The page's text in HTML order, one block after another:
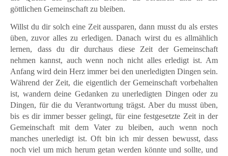
göttlichen Gemeinschaft zu bleiben.
Willst du dir solch eine Zeit aussparen, dann musst du als erstes
üben, zuvor alles zu erledigen. Danach wirst du es allmählich
lernen, dass du dir durchaus diese Zeit der Gemeinschaft
nehmen kannst, auch wenn noch nicht alles erledigt ist. Am
Anfang wird dein Herz immer bei den unerledigten Dingen sein.
Während der Zeit, die eigentlich der Gemeinschaft vorbehalten
ist, wandern deine Gedanken zu unerledigten Dingen oder zu
Dingen, für die du Verantwortung trägst. Aber du musst üben,
bis es dir immer besser gelingt, für eine festgesetzte Zeit in der
Gemeinschaft mit dem Vater zu bleiben, auch wenn noch
manches unerledigt ist. Oft bin ich mir dessen bewusst, dass
noch viel um mich herum getan werden könnte und sollte, und